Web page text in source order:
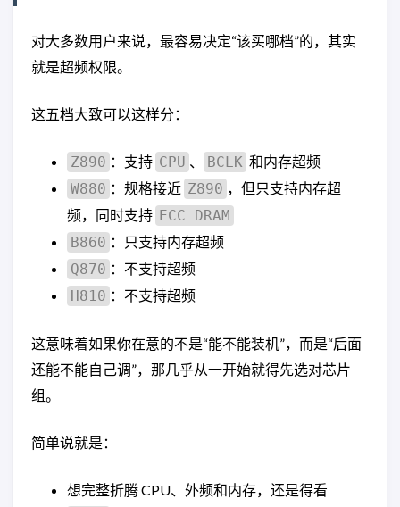
对大多数用户来说，最容易决定“该买哪档”的，其实
就是超频权限。
这五档大致可以这样分：
Z890 ：支持 CPU 、 BCLK 和内存超频
W880 ：规格接近 Z890 ，但只支持内存超
频，同时支持 ECC DRAM
B860 ：只支持内存超频
Q870 ：不支持超频
H810 ：不支持超频
这意味着如果你在意的不是“能不能装机”，而是“后面
还能不能自己调”，那几乎从一开始就得先选对芯片
组。
简单说就是：
想完整折腾 CPU、外频和内存，还是得看